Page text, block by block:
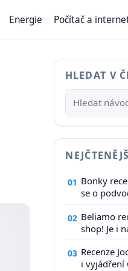
Energie Počítač a
HLEDAT V
01 Bonky
se o
02 Beliamo
shop! Je i
03 Recenze
i vyjádření